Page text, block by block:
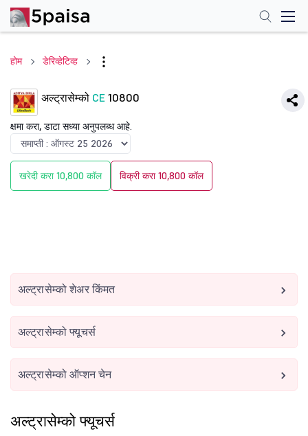
होम डेरिव्हेटिव्ह
अल्ट्रासेम्को CE 10800
क्षमा करा, डाटा सध्या अनुपलब्ध आहे.
खरेदी करा 10,800 कॉल विक्री करा 10,800 कॉल
अल्ट्रासेम्को शेअर किंमत
अल्ट्रासेम्को फ्यूचर्स
अल्ट्रासेम्को ऑप्शन चेन
अल्ट्रासेम्को फ्यूचर्स